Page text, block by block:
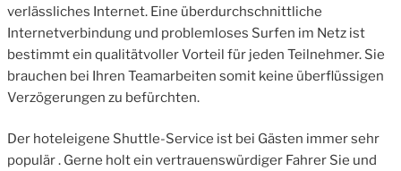
verlässliches Internet. Eine überdurchschnittliche
Internetverbindung und problemloses Surfen im Netz ist
bestimmt ein qualitätvoller Vorteil für jeden Teilnehmer. Sie
brauchen bei Ihren Teamarbeiten somit keine überflüssigen
Verzögerungen zu befürchten.
Der hoteleigene Shuttle-Service ist bei Gästen immer sehr
populär . Gerne holt ein vertrauenswürdiger Fahrer Sie und